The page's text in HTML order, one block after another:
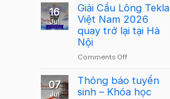
dụng
Tekla
Structures
Bố
Cơ
Cấu
Giải
Lông
Tekla
16
Jul
Giải Cầu Lông Tekla
Việt Nam 2026
quay trở lại tại Hà
Nội
Comments Offon
Cầu
Lông
07
Jul
Thông báo tuyển
sinh – Khóa học